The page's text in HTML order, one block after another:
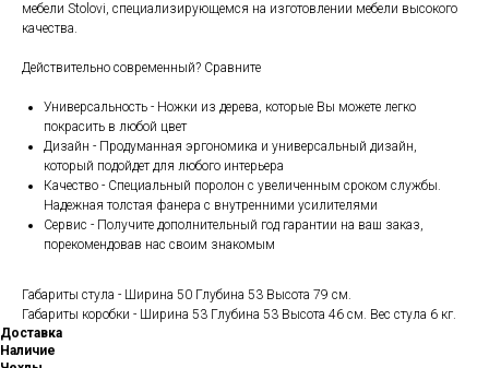
мебели Stolovi, специализирующемся на изготовлении мебели высокого
качества.
Действительно современный? Сравните
Универсальность - Ножки из дерева, которые Вы можете легко
покрасить в любой цвет
Дизайн - Продуманная эргономика и универсальный дизайн,
который подойдет для любого интерьера
Качество - Специальный поролон с увеличенным сроком службы.
Надежная толстая фанера с внутренними усилителями
Сервис - Получите дополнительный год гарантии на ваш заказ,
порекомендовав нас своим знакомым
Габариты стула - Ширина 50 Глубина 53 Высота 79 см.
Габариты коробки - Ширина 53 Глубина 53 Высота 46 см. Вес стула 6 кг.
Доставка
Наличие